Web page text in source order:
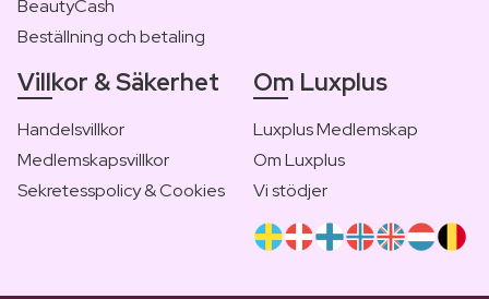
BeautyCash
Beställning och betaling
Villkor & Säkerhet
Handelsvillkor
Medlemskapsvillkor
Sekretesspolicy & Cookies
Om Luxplus
Luxplus Medlemskap
Om Luxplus
Vi stödjer